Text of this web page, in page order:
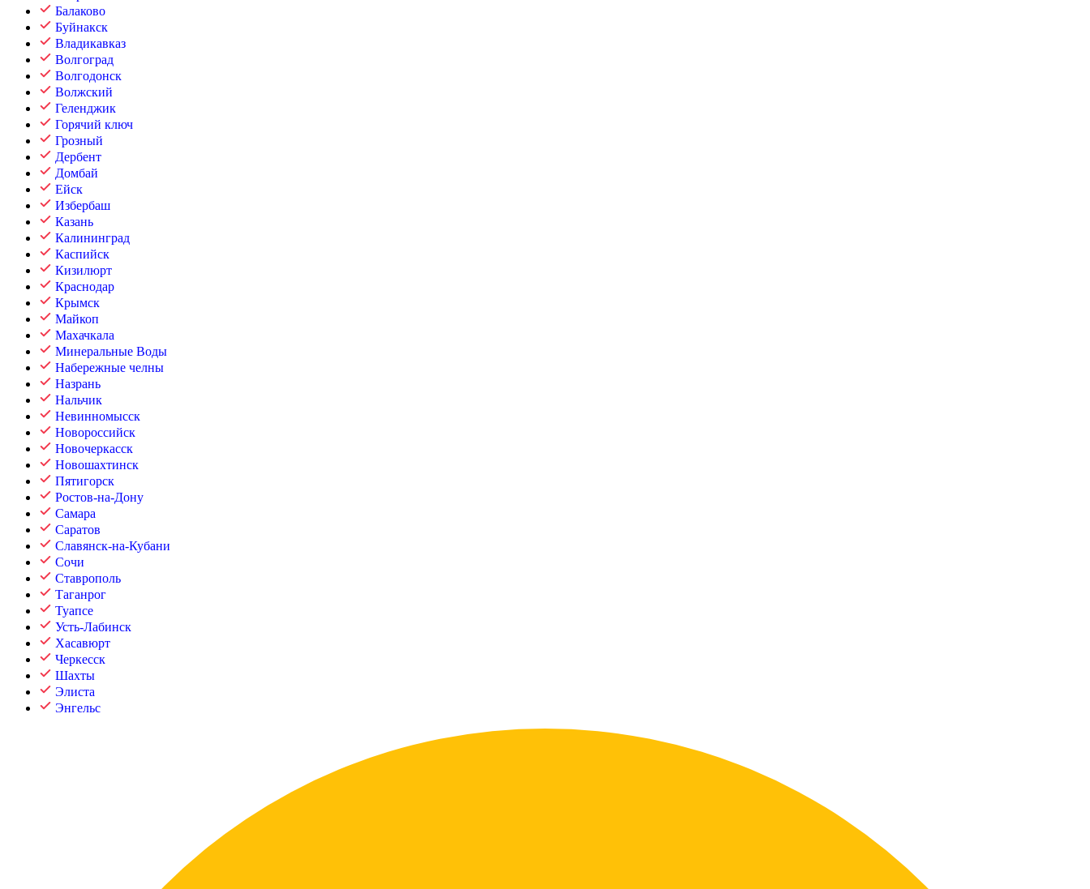
Балаково
Буйнакск
Владикавказ
Волгоград
Волгодонск
Волжский
Геленджик
Горячий ключ
Грозный
Дербент
Домбай
Ейск
Избербаш
Казань
Калининград
Каспийск
Кизилюрт
Краснодар
Крымск
Майкоп
Махачкала
Минеральные Воды
Набережные челны
Назрань
Нальчик
Невинномысск
Новороссийск
Новочеркасск
Новошахтинск
Пятигорск
Ростов-на-Дону
Самара
Саратов
Славянск-на-Кубани
Сочи
Ставрополь
Таганрог
Туапсе
Усть-Лабинск
Хасавюрт
Черкесск
Шахты
Элиста
Энгельс